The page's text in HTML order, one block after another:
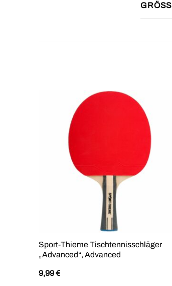
GRÖSSE
Sport-Thieme Tischtennisschläger
„Advanced“, Advanced
9,99€